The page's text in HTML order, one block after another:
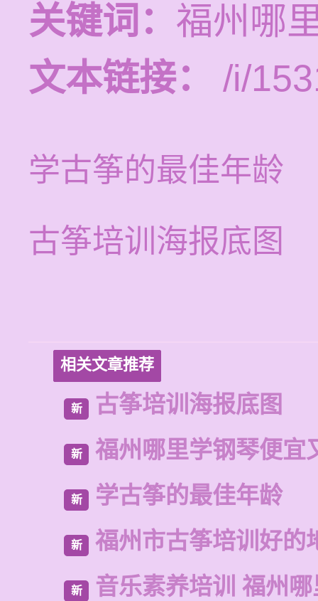
关键词： 福州哪
文本链接：
/i/
学古筝的最佳年龄
古筝培训海报底图
相关文章推荐
新 古筝培训海报底图
新 福州哪里学钢琴便宜
新 学古筝的最佳年龄
新 福州市古筝培训好的
新 音乐素养培训 福州